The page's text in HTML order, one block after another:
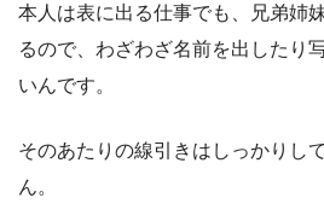
本人は表に出る仕事でも、兄弟姉
るので、わざわざ名前を出したり
いんです。
そのあたりの線引きはしっかりし
ん。